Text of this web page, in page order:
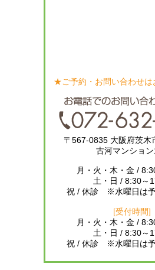
★ご予約・お問い合わせは
〒567-0835 大阪府茨木
古河マンショ
月・火・木・金 /
土・日 / 8:30～
祝 / 休診 ※水曜日は
[受付時間]
月・火・木・金 /
土・日 / 8:30～
祝 / 休診 ※水曜日は